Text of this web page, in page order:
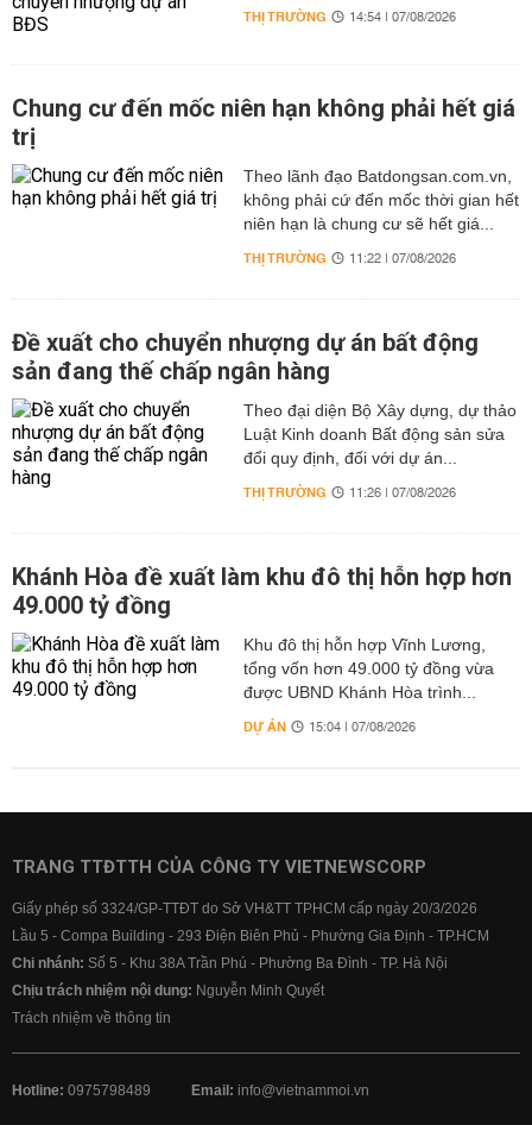
THỊ TRƯỜNG 14:54 | 07/08/2026
Chung cư đến mốc niên hạn không phải hết giá
trị
Theo lãnh đạo Batdongsan.com.vn,
không phải cứ đến mốc thời gian hết
niên hạn là chung cư sẽ hết giá...
THỊ TRƯỜNG 11:22 | 07/08/2026
Đề xuất cho chuyển nhượng dự án bất động
sản đang thế chấp ngân hàng
Theo đại diện Bộ Xây dựng, dự thảo
Luật Kinh doanh Bất động sản sửa
đổi quy định, đối với dự án...
THỊ TRƯỜNG 11:26 | 07/08/2026
Khánh Hòa đề xuất làm khu đô thị hỗn hợp hơn
49.000 tỷ đồng
Khu đô thị hỗn hợp Vĩnh Lương,
tổng vốn hơn 49.000 tỷ đồng vừa
được UBND Khánh Hòa trình...
DỰ ÁN 15:04 | 07/08/2026
TRANG TTĐTTH CỦA CÔNG TY VIETNEWSCORP
Giấy phép số 3324/GP-TTĐT do Sở VH&TT TPHCM cấp ngày 20/3/2026
Lầu 5 - Compa Building - 293 Điện Biên Phủ - Phường Gia Định - TP.HCM
Chi nhánh: Số 5 - Khu 38A Trần Phú - Phường Ba Đình - TP. Hà Nội
Chịu trách nhiệm nội dung: Nguyễn Minh Quyết
Trách nhiệm về thông tin
Hotline: 0975798489 Email: info@vietnammoi.vn